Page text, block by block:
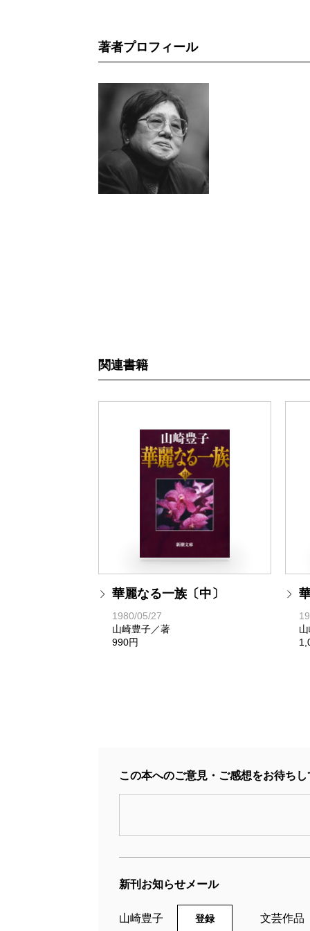
著者プロフィール
関連書籍
華麗なる一族〔中〕
1980/05/27
山崎豊子／著
990円
この本へのご意見・ご感想をお待ち
新刊お知らせメール
山崎豊子 登録 文芸作品